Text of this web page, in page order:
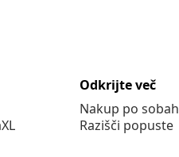
Odkrijte več
Nakup po sobah
Razišči popuste